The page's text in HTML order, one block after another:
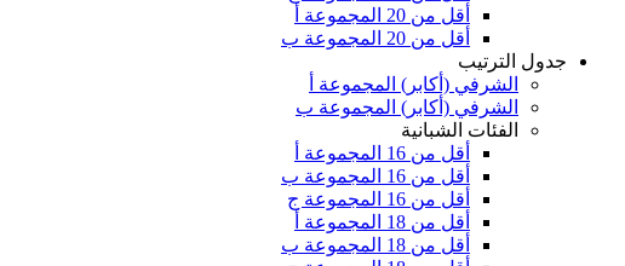
أقل من 20 المجموعة أ
أقل من 20 المجموعة ب
جدول الترتيب
الشرفي (أكابر) المجموعة أ
الشرفي (أكابر) المجموعة ب
الفئات الشبانية
أقل من 16 المجموعة أ
أقل من 16 المجموعة ب
أقل من 16 المجموعة ج
أقل من 18 المجموعة أ
أقل من 18 المجموعة ب